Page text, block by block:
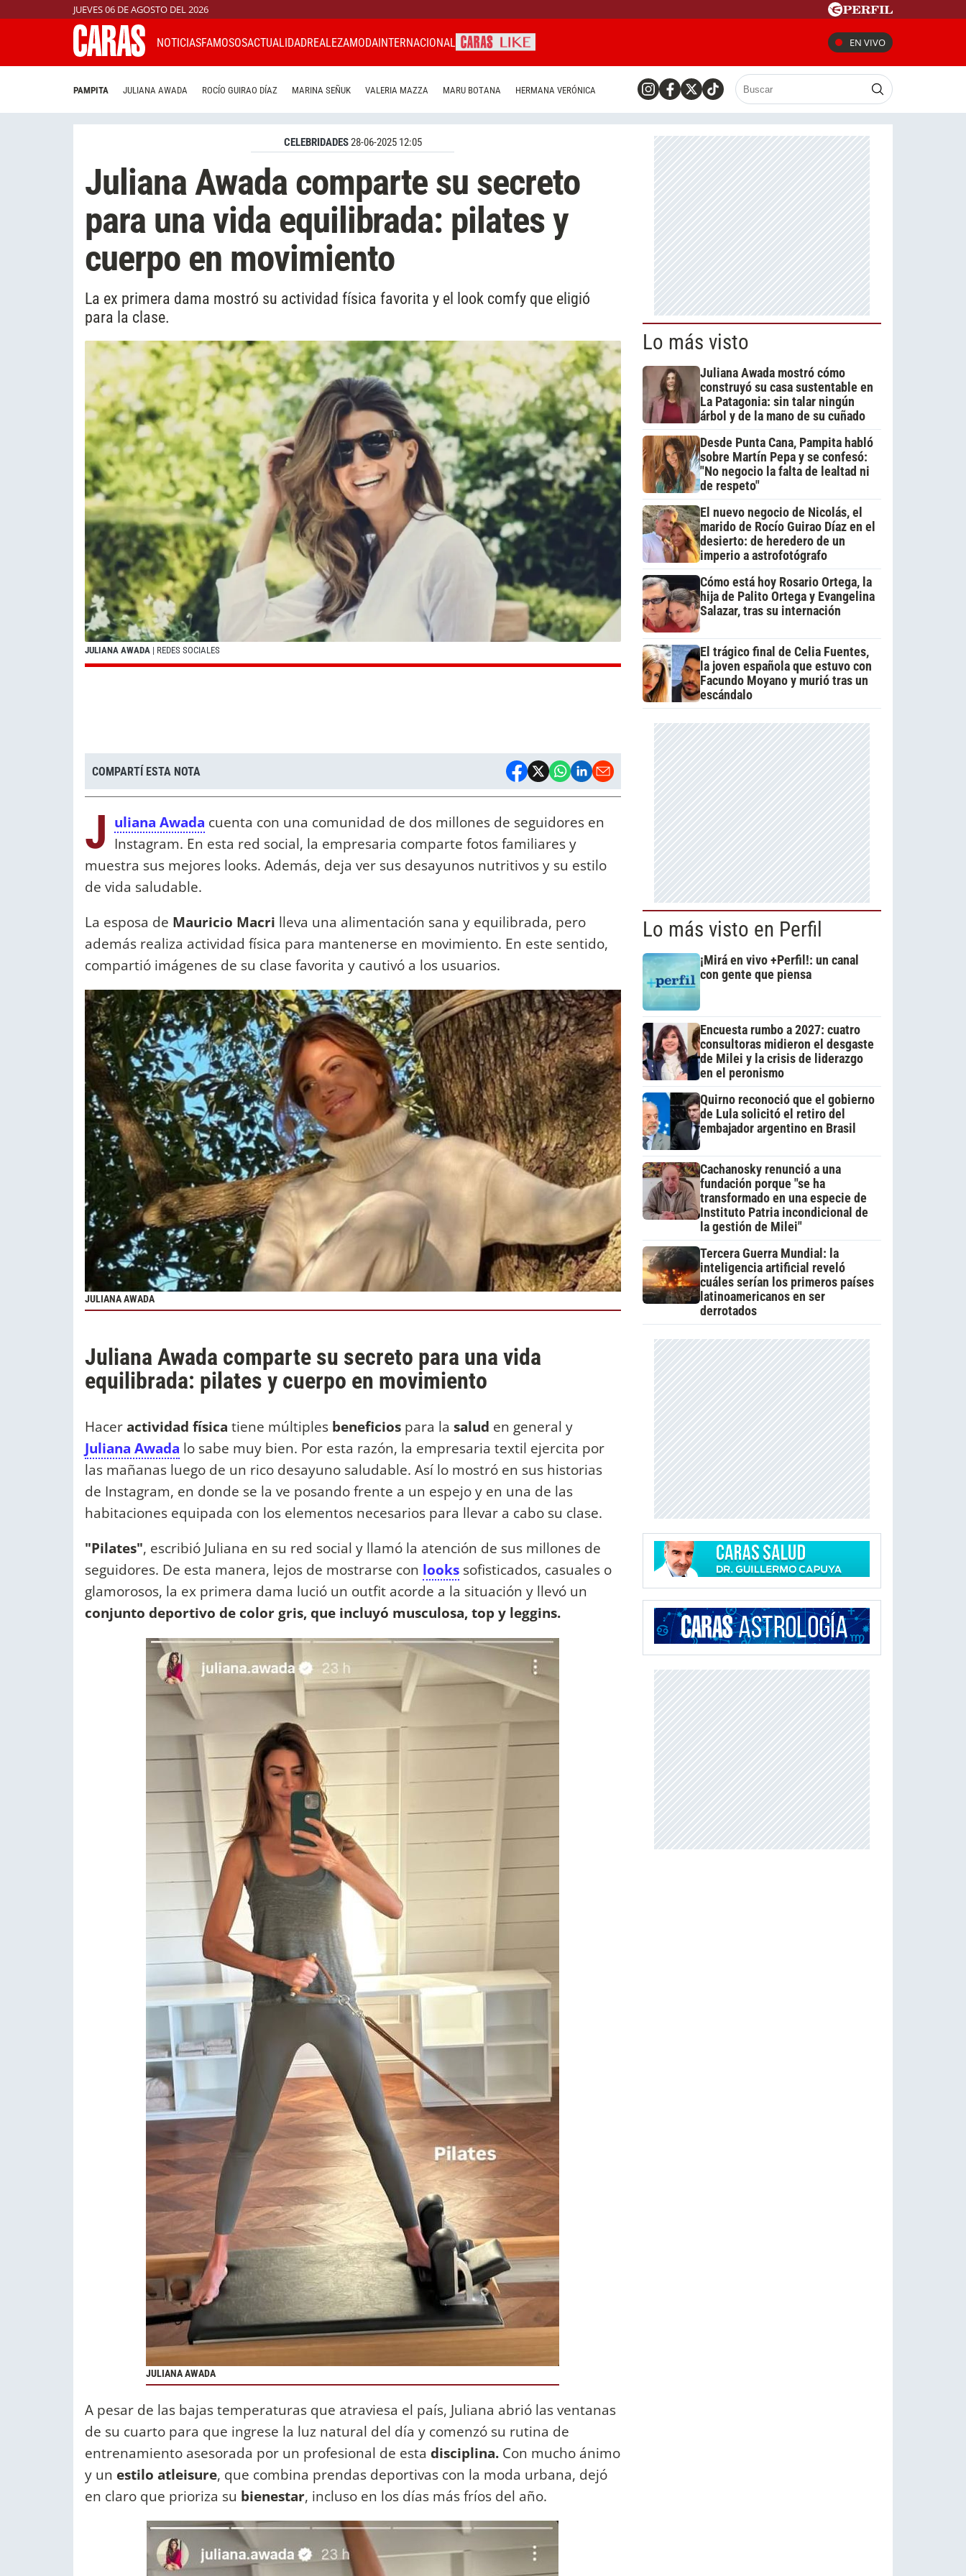
JUEVES 06 DE AGOSTO DEL 2026
NOTICIASFAMOSOSACTUALIDADREALEZAMODAINTERNACIONAL EN VIVO
PAMPITA JULIANA AWADA ROCÍO GUIRAO DÍAZ MARINA SEÑUK VALERIA MAZZA MARU BOTANA HERMANA VERÓNICA
CELEBRIDADES28-06-2025 12:05
Juliana Awada comparte su secreto
para una vida equilibrada: pilates y
cuerpo en movimiento
La ex primera dama mostró su actividad física favorita y el look comfy que eligió
para la clase.
JULIANA AWADA | REDES SOCIALES
COMPARTÍ ESTA NOTA
J uliana Awada cuenta con una comunidad de dos millones de seguidores en
Instagram. En esta red social, la empresaria comparte fotos familiares y
muestra sus mejores looks. Además, deja ver sus desayunos nutritivos y su estilo
de vida saludable.
La esposa de Mauricio Macri lleva una alimentación sana y equilibrada, pero
además realiza actividad física para mantenerse en movimiento. En este sentido,
compartió imágenes de su clase favorita y cautivó a los usuarios.
JULIANA AWADA
Juliana Awada comparte su secreto para una vida
equilibrada: pilates y cuerpo en movimiento
Haceractividad física tiene múltiples beneficios para la salud en general y
Juliana Awada lo sabe muy bien. Por esta razón, la empresaria textil ejercita por
las mañanas luego de un rico desayuno saludable. Así lo mostró en sus historias
de Instagram, en donde se la ve posando frente a un espejo y en una de las
habitaciones equipada con los elementos necesarios para llevar a cabo su clase.
"Pilates", escribió Juliana en su red social y llamó la atención de sus millones de
seguidores. De esta manera, lejos de mostrarse con looks sofisticados, casuales o
glamorosos, la ex primera dama lució un outfit acorde a la situación y llevó un
conjunto deportivo de color gris, que incluyó musculosa, top y leggins.
JULIANA AWADA
A pesar de las bajas temperaturas que atraviesa el país, Juliana abrió las ventanas
de su cuarto para que ingrese la luz natural del día y comenzó su rutina de
entrenamiento asesorada por un profesional de esta disciplina. Con mucho ánimo
y un estilo atleisure, que combina prendas deportivas con la moda urbana, dejó
en claro que prioriza su bienestar, incluso en los días más fríos del año.
Lo más visto
Juliana Awada mostró cómo
construyó su casa sustentable en
La Patagonia: sin talar ningún
árbol y de la mano de su cuñado
Desde Punta Cana, Pampita habló
sobre Martín Pepa y se confesó:
"No negocio la falta de lealtad ni
de respeto"
El nuevo negocio de Nicolás, el
marido de Rocío Guirao Díaz en el
desierto: de heredero de un
imperio a astrofotógrafo
Cómo está hoy Rosario Ortega, la
hija de Palito Ortega y Evangelina
Salazar, tras su internación
El trágico final de Celia Fuentes,
la joven española que estuvo con
Facundo Moyano y murió tras un
escándalo
Lo más visto en Perfil
¡Mirá en vivo +Perfil!: un canal
con gente que piensa
Encuesta rumbo a 2027: cuatro
consultoras midieron el desgaste
de Milei y la crisis de liderazgo
en el peronismo
Quirno reconoció que el gobierno
de Lula solicitó el retiro del
embajador argentino en Brasil
Cachanosky renunció a una
fundación porque "se ha
transformado en una especie de
Instituto Patria incondicional de
la gestión de Milei"
Tercera Guerra Mundial: la
inteligencia artificial reveló
cuáles serían los primeros países
latinoamericanos en ser
derrotados